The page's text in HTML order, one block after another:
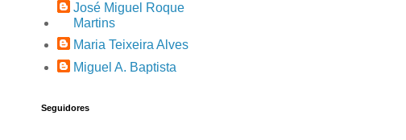
José Miguel Roque
Martins
Maria Teixeira Alves
Miguel A. Baptista
Seguidores